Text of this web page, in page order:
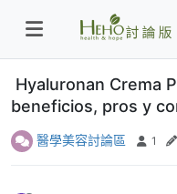
Hyaluronan Crema
beneficios, pros y
醫學美容討論區 1